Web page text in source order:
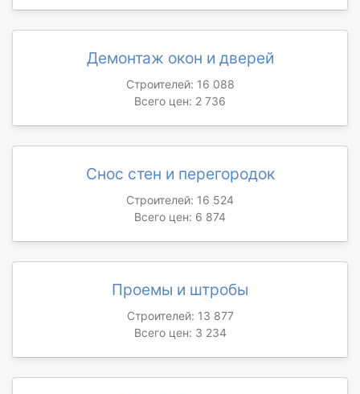
Демонтаж окон и дверей
Строителей: 16 088
Всего цен: 2 736
Снос стен и перегородок
Строителей: 16 524
Всего цен: 6 874
Проемы и штробы
Строителей: 13 877
Всего цен: 3 234